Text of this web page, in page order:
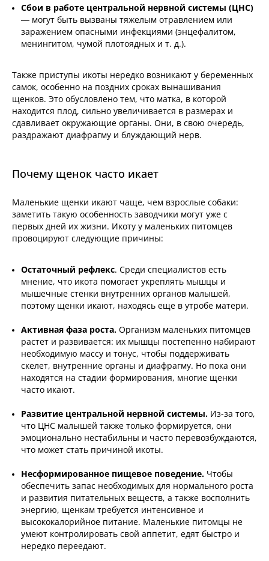
Сбои в работе центральной нервной системы (ЦНС)
— могут быть вызваны тяжелым отравлением или
заражением опасными инфекциями (энцефалитом,
менингитом, чумой плотоядных и т. д.).
Также приступы икоты нередко возникают у беременных
самок, особенно на поздних сроках вынашивания
щенков. Это обусловлено тем, что матка, в которой
находится плод, сильно увеличивается в размерах и
сдавливает окружающие органы. Они, в свою очередь,
раздражают диафрагму и блуждающий нерв.
Почему щенок часто икает
Маленькие щенки икают чаще, чем взрослые собаки:
заметить такую особенность заводчики могут уже с
первых дней их жизни. Икоту у маленьких питомцев
провоцируют следующие причины:
Остаточный рефлекс. Среди специалистов есть
мнение, что икота помогает укреплять мышцы и
мышечные стенки внутренних органов малышей,
поэтому щенки икают, находясь еще в утробе матери.
Активная фаза роста. Организм маленьких питомцев
растет и развивается: их мышцы постепенно набирают
необходимую массу и тонус, чтобы поддерживать
скелет, внутренние органы и диафрагму. Но пока они
находятся на стадии формирования, многие щенки
часто икают.
Развитие центральной нервной системы. Из-за того,
что ЦНС малышей также только формируется, они
эмоционально нестабильны и часто перевозбуждаются,
что может стать причиной икоты.
Несформированное пищевое поведение. Чтобы
обеспечить запас необходимых для нормального роста
и развития питательных веществ, а также восполнить
энергию, щенкам требуется интенсивное и
высококалорийное питание. Маленькие питомцы не
умеют контролировать свой аппетит, едят быстро и
нередко переедают.